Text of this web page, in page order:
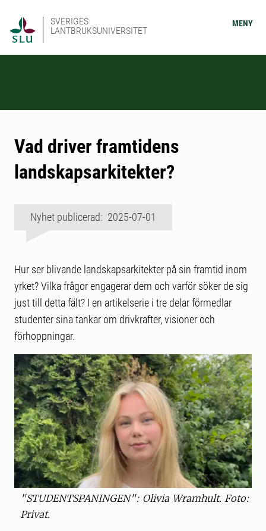
SVERIGES
LANTBRUKSUNIVERSITET
MENY
Vad driver framtidens
landskapsarkitekter?
Nyhet publicerad: 2025-07-01
Hur ser blivande landskapsarkitekter på sin framtid inom
yrket? Vilka frågor engagerar dem och varför söker de sig
just till detta fält? I en artikelserie i tre delar förmedlar
studenter sina tankar om drivkrafter, visioner och
förhoppningar.
"STUDENTSPANINGEN": Olivia Wramhult. Foto:
Privat.